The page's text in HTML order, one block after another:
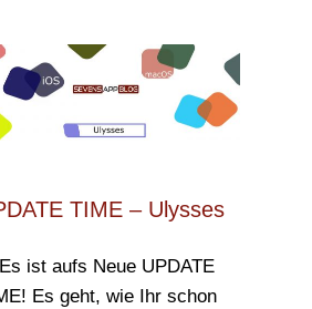
TIME – Ulysses
ist aufs Neue UPDATE
Es geht, wie Ihr schon